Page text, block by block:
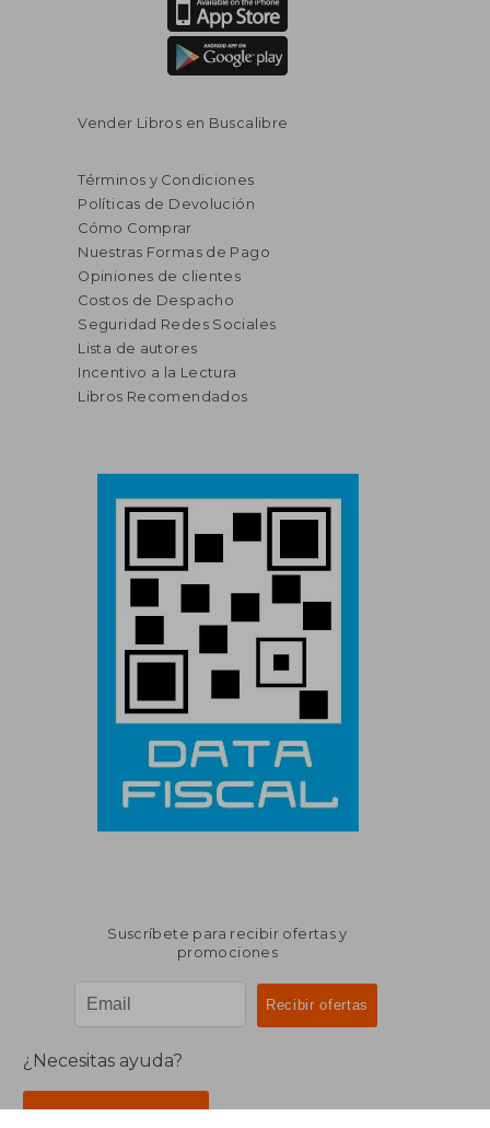
Vender Libros en Buscalibre
Términos y Condiciones
Políticas de Devolución
Cómo Comprar
Nuestras Formas de Pago
Opiniones de clientes
Costos de Despacho
Seguridad Redes Sociales
Lista de autores
Incentivo a la Lectura
Libros Recomendados
Suscríbete para recibir ofertas y
promociones
¿Necesitas ayuda?